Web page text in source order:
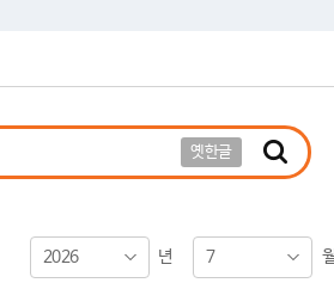
옛한글
2026 년 7